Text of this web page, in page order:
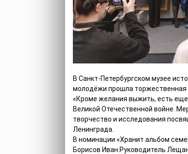
В Санкт-Петербургском музее
молодёжи прошла торжественная
«Кроме желания выжить, есть
Великой Отечественной войне.
творчество и исследования
Ленинграда.
В номинации «Хранит альбом
Борисов Иван.Руководитель